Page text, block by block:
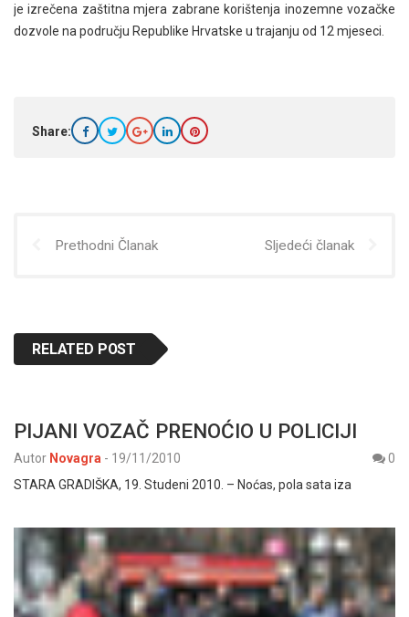
je izrečena zaštitna mjera zabrane korištenja inozemne vozačke
dozvole na području Republike Hrvatske u trajanju od 12 mjeseci.
Share:
Prethodni Članak Sljedeći članak
RELATED POST
PIJANI VOZAČ PRENOĆIO U POLICIJI
Autor Novagra - 19/11/2010
0
STARA GRADIŠKA, 19. Studeni 2010. – Noćas, pola sata iza